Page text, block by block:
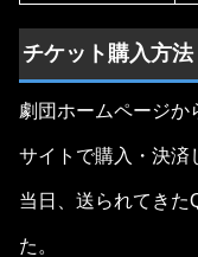
チケット購入方法
劇団ホームページか
サイトで購入・決済
当日、送られてきた
た。